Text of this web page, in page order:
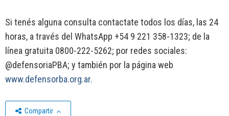
Si tenés alguna consulta contactate todos los días, las 24
horas, a través del WhatsApp +54 9 221 358-1323; de la
línea gratuita 0800-222-5262; por redes sociales:
@defensoriaPBA; y también por la página web
www.defensorba.org.ar.
Compartir